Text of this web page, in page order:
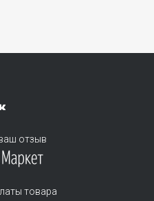
отзыв
товара